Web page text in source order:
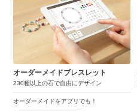
オーダーメイドブレスレット
230種以上の石で自由にデザイン
オーダーメイドをアプリでも！